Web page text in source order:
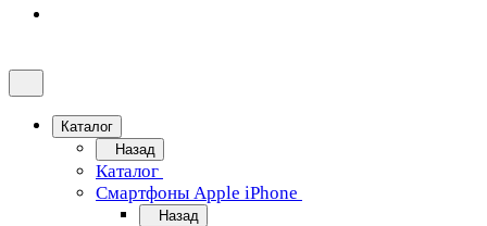
Каталог
Назад
Каталог
Смартфоны Apple iPhone
Назад